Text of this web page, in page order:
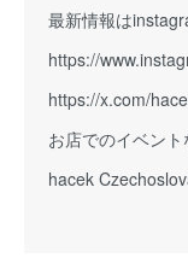
最新情報は
https://
https://x.com/
お店でのイベン
hacek